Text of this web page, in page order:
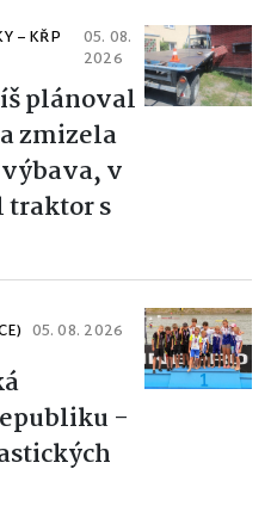
– KŘP
05. 08.
2026
plánoval
zmizela
v
traktor s
05. 08. 2026
-